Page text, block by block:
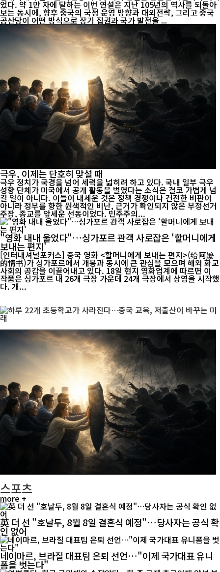
었다. 약 1만 자에 달하는 이번 연설은 지난 105년의 역사를 되돌아
보는 동시에, 향후 중국의 국정 운영 방향과 대외전략, 그리고 중국
공산당이 어떤 방식으로 장기 집권과 국가 발전을 ...
극우, 이제는 단호히 맞설 때
극우 정치가 국경을 넘어 세력을 넓히려 하고 있다. 국내 일부 극우
성향 단체가 미국에서 공개 활동을 벌였다는 소식은 결코 가볍게 넘
길 일이 아니다. 이들이 내세운 것은 정책 경쟁이나 건전한 비판이
아니라 정부를 향한 원색적인 비난, 근거가 확인되지 않은 부정선거
주장, 종교를 앞세운 선동이었다. 민주주의...
"영화 내내 울었다"…싱가포르 관객 사로잡은 '할머니에게
보내는 편지'
[인터내셔널포커스] 중국 영화 <할머니에게 보내는 편지>(给阿嬷
的情书)가 싱가포르에서 개봉과 동시에 큰 관심을 모으며 해외 화교
사회의 공감을 이끌어내고 있다. 18일 현지 영화업계에 따르면 이
작품은 싱가포르 내 26개 극장 가운데 24개 극장에서 상영을 시작했
다. 개...
스포츠
more +
英 더 선 "호날두, 8월 8일 결혼식 예정"…당사자는 공식 확
인 없어
네이마르, 브라질 대표팀 은퇴 선언…"이제 국가대표 유니
폼을 벗는다"